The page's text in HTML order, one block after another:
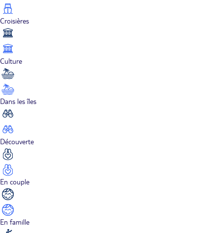
Croisières
Culture
Dans les îles
Découverte
En couple
En famille